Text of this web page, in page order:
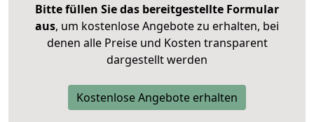
Bitte füllen Sie das bereitgestellte Formular
aus, um kostenlose Angebote zu erhalten, bei
denen alle Preise und Kosten transparent
dargestellt werden
Kostenlose Angebote erhalten